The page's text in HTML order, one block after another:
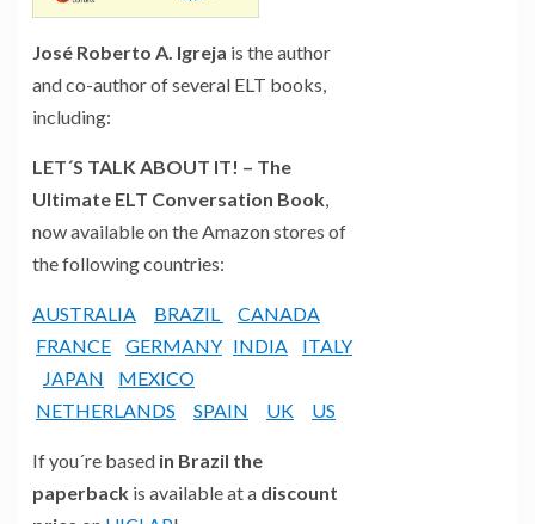
José Roberto A. Igreja is the author
and co-author of several ELT books,
including:
LET´S TALK ABOUT IT! – The
Ultimate ELT Conversation Book,
now available on the Amazon stores of
the following countries:
AUSTRALIA BRAZIL
CANADA
FRANCE
GERMANY INDIA
ITALY
JAPAN
MEXICO
NETHERLANDS
SPAIN UK US
If you´re based in Brazil the
paperback is available at a discount